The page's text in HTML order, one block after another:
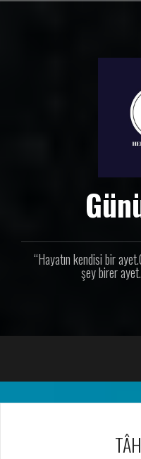
“Hayatın kendisi bir
şey birer